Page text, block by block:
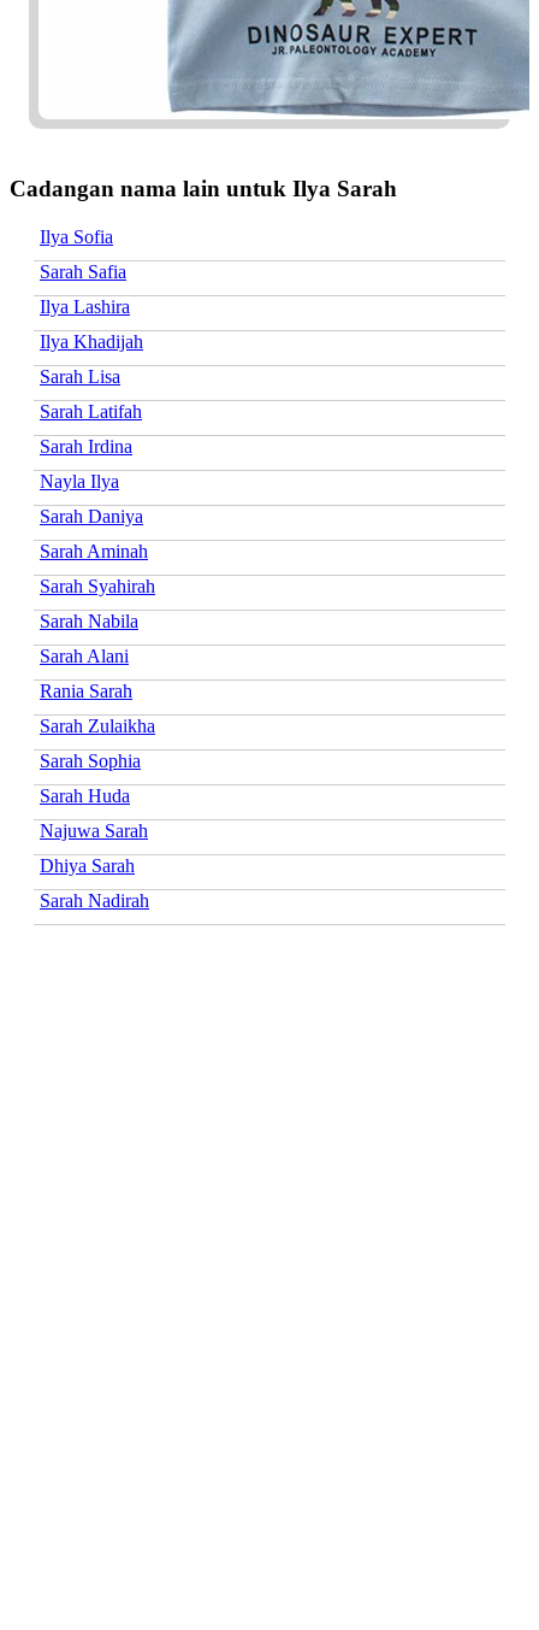
Cadangan nama lain untuk Ilya Sarah
Ilya Sofia
Sarah Safia
Ilya Lashira
Ilya Khadijah
Sarah Lisa
Sarah Latifah
Sarah Irdina
Nayla Ilya
Sarah Daniya
Sarah Aminah
Sarah Syahirah
Sarah Nabila
Sarah Alani
Rania Sarah
Sarah Zulaikha
Sarah Sophia
Sarah Huda
Najuwa Sarah
Dhiya Sarah
Sarah Nadirah